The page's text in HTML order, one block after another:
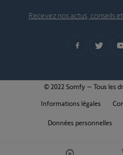
Recevez nos actus, conseils
© 2022 Somfy – Tous les
Informations légales
Données personnelles